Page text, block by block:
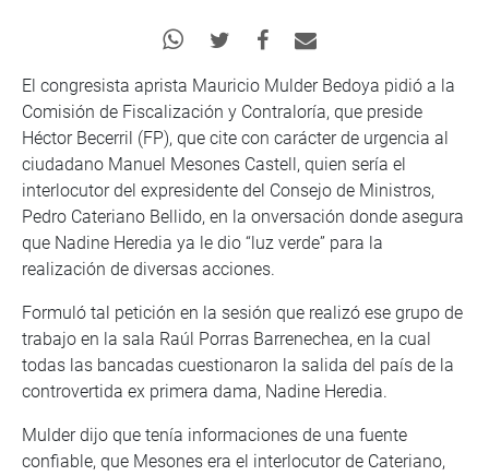
El congresista aprista Mauricio Mulder Bedoya pidió a la
Comisión de Fiscalización y Contraloría, que preside
Héctor Becerril (FP), que cite con carácter de urgencia al
ciudadano Manuel Mesones Castell, quien sería el
interlocutor del expresidente del Consejo de Ministros,
Pedro Cateriano Bellido, en la onversación donde asegura
que Nadine Heredia ya le dio “luz verde” para la
realización de diversas acciones.
Formuló tal petición en la sesión que realizó ese grupo de
trabajo en la sala Raúl Porras Barrenechea, en la cual
todas las bancadas cuestionaron la salida del país de la
controvertida ex primera dama, Nadine Heredia.
Mulder dijo que tenía informaciones de una fuente
confiable, que Mesones era el interlocutor de Cateriano,